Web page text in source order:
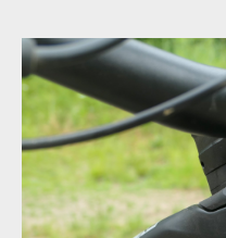
Merida One-Sixty v akci
Merida One-Sixty v akci
Merida One-Sixty v akci